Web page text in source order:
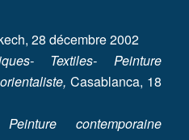
28 décembre 2002
Textiles- Peinture
Casablanca, 18
contemporaine